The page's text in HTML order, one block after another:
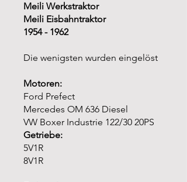
Meili Werkstraktor
Meili Eisbahntraktor
1954 - 1962
Die wenigsten wurden eingelöst
Motoren:
Ford Prefect
Mercedes OM 636 Diesel
VW Boxer Industrie 122/30 20PS
Getriebe:
5V1R
8V1R